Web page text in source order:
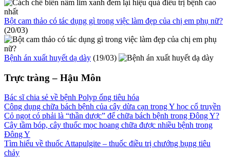
Bột cam thảo có tác dụng gì trong việc làm đẹp của chị em phụ nữ?
(20/03)
Bệnh án xuất huyết dạ dày (19/03)
Trực tràng – Hậu Môn
Bác sĩ chia sẻ về bệnh Polyp ống tiêu hóa
Công dụng chữa bách bệnh của cây dừa cạn trong Y học cổ truyền
Cỏ ngọt có phải là “thần dược” để chữa bách bệnh trong Đông Y?
Cây tầm bóp, cây thuốc mọc hoang chữa được nhiều bệnh trong
Đông Y
Tìm hiểu về thuốc Attapulgite – thuốc điều trị chướng bụng tiêu
chảy